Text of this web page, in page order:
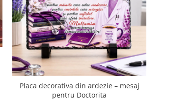
Placa decorativa din ardezie – mesaj
pentru Doctorita